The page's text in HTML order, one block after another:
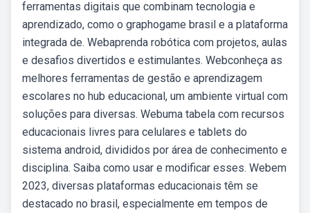
ferramentas digitais que combinam tecnologia e
aprendizado, como o graphogame brasil e a plataforma
integrada de. Webaprenda robótica com projetos, aulas
e desafios divertidos e estimulantes. Webconheça as
melhores ferramentas de gestão e aprendizagem
escolares no hub educacional, um ambiente virtual com
soluções para diversas. Webuma tabela com recursos
educacionais livres para celulares e tablets do
sistema android, divididos por área de conhecimento e
disciplina. Saiba como usar e modificar esses. Webem
2023, diversas plataformas educacionais têm se
destacado no brasil, especialmente em tempos de